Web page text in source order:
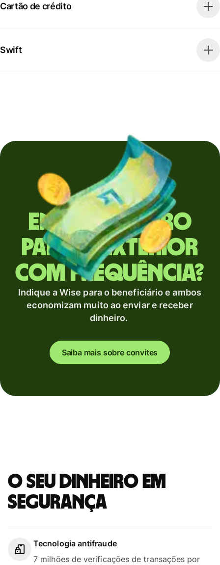
Cartão de crédito
Swift
Envia dinheiro
para o exterior
com frequência?
Indique a Wise para o beneficiário e ambos
economizam muito ao enviar e receber
dinheiro.
Saiba mais sobre convites
O seu dinheiro em
segurança
Tecnologia antifraude
7 milhões de verificações de transações por